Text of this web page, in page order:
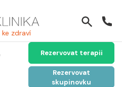
zdraví
Rezervovat terapii
Rezervovat
skupinovku